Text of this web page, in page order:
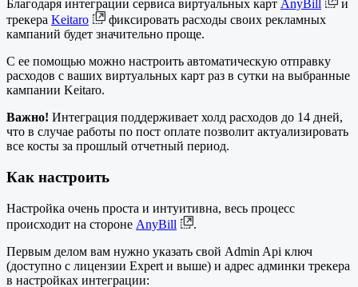
Благодаря интеграции сервиса виртуальных карт AnyBill
и
трекера Keitaro
фиксировать расходы своих рекламных
кампаний будет значительно проще.
С ее помощью можно настроить автоматическую отправку
расходов с ваших виртуальных карт раз в сутки на выбранные
кампании Keitaro.
Важно! Интеграция поддерживает холд расходов до 14 дней,
что в случае работы по пост оплате позволит актуализировать
все косты за прошлый отчетный период.
Как настроить
Настройка очень проста и интуитивна, весь процесс
происходит на стороне AnyBill
.
Первым делом вам нужно указать свой Admin Api ключ
(доступно с лицензии Expert и выше) и адрес админки трекера
в настройках интеграции: